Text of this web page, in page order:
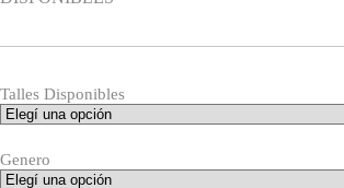
Talles Disponibles
Genero